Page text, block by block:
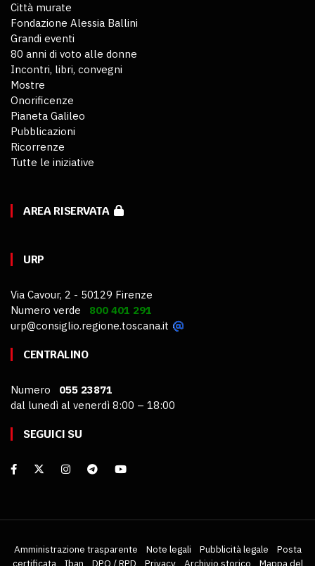
Città murate
Fondazione Alessia Ballini
Grandi eventi
80 anni di voto alle donne
Incontri, libri, convegni
Mostre
Onorificenze
Pianeta Galileo
Pubblicazioni
Ricorrenze
Tutte le iniziative
AREA RISERVATA
URP
Via Cavour, 2 - 50129 Firenze
Numero verde 800 401 291
urp@consiglio.regione.toscana.it
CENTRALINO
Numero 055 23871
dal lunedì al venerdì 8:00 – 18:00
SEGUICI SU
Amministrazione trasparente Note legali Pubblicità legale
Posta
certificata
Iban DPO / RPD Privacy Archivio storico Mappa del